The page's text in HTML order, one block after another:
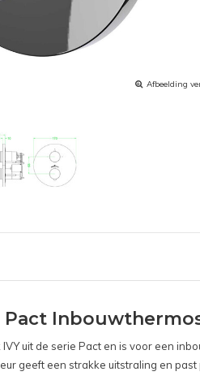
Afbeelding
uit de serie Pact en is voor een
geeft een strakke uitstraling en